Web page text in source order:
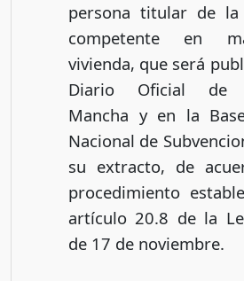
persona titular de la
competente en
vivienda, que será
Diario Oficial de
Mancha y en la
Nacional de
su extracto, de
procedimiento
artículo 20.8 de la
de 17 de noviembre.